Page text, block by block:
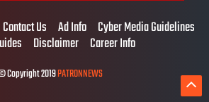
Contact Us Ad Info Cyber Media Guidelines
Disclaimer Career Info
Copyright 2019PATRONNEWS